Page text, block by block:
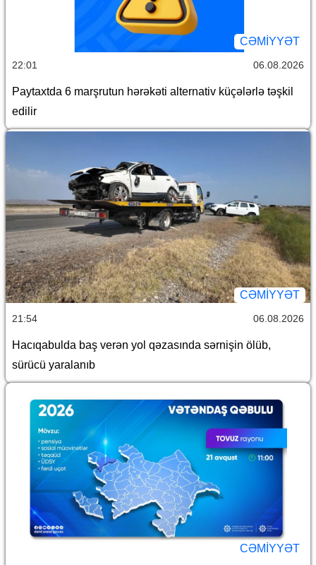
CƏMİYYƏT
22:01 06.08.2026
Paytaxtda 6 marşrutun hərəkəti alternativ küçələrlə təşkil
edilir
CƏMİYYƏT
21:54 06.08.2026
Hacıqabulda baş verən yol qəzasında sərnişin ölüb,
sürücü yaralanıb
CƏMİYYƏT